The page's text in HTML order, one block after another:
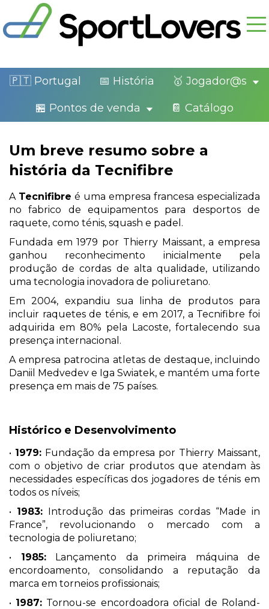
🇵🇹 Portugal 📅 História 🥇 Jogador@s
🏪 Pontos de venda 📔 Catálogo
Um breve resumo sobre a
história da Tecnifibre
A Tecnifibre é uma empresa francesa especializada
no fabrico de equipamentos para desportos de
raquete, como ténis, squash e padel.
Fundada em 1979 por Thierry Maissant, a empresa
ganhou reconhecimento inicialmente pela
produção de cordas de alta qualidade, utilizando
uma tecnologia inovadora de poliuretano.
Em 2004, expandiu sua linha de produtos para
incluir raquetes de ténis, e em 2017, a Tecnifibre foi
adquirida em 80% pela Lacoste, fortalecendo sua
presença internacional.
A empresa patrocina atletas de destaque, incluindo
Daniil Medvedev e Iga Swiatek, e mantém uma forte
presença em mais de 75 países.
Histórico e Desenvolvimento
• 1979:Fundação da empresa por Thierry Maissant,
com o objetivo de criar produtos que atendam às
necessidades específicas dos jogadores de ténis em
todos os níveis;
• 1983:Introdução das primeiras cordas “Made in
France”, revolucionando o mercado com a
tecnologia de poliuretano;
• 1985:Lançamento da primeira máquina de
encordoamento, consolidando a reputação da
marca em torneios profissionais;
• 1987: Tornou-se encordoadora oficial de Roland-